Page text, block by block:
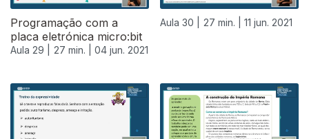
Programação com a
placa eletrónica micro:bit
Aula 29 | 27 min. | 04 jun. 2021
Aula 30 | 27 min. | 11 jun. 2021